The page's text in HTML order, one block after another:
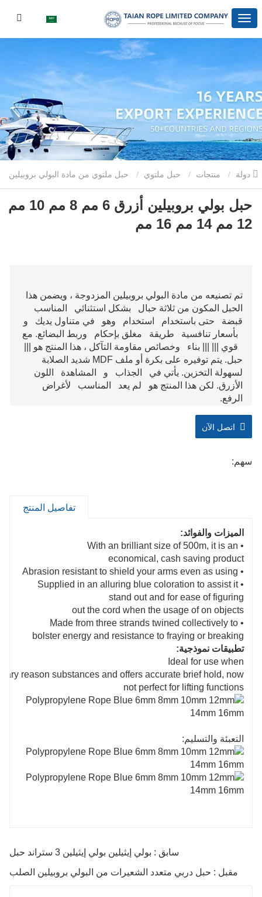
منتجات حبل ملتوي حبل ملتوي من مادة البولي بروبيلين
حبل بولي بروبيلين أزرق 6 مم 8 مم 10 مم 12 مم 14 مم 16 مم
حبل بولي بروبيلين أزرق 6 مم 8 مم 10 مم
12 مم 14 مم 16 مم
تم تصنيعه من مادة البولي بروبيلين المزدوجة ، ويضمن هذا
الحبل المكون من ثلاثة حبال بشكل استثنائي المناسب
قبضة حتى باستخدام استخدام وهو في متناول يديك و
بأسعار تنافسية طريقة مغلق بإحكام وربط البضائع. مع
قوي ||| ||| بناء وخصائص مقاومة التآكل ، هذا المنتج هو |||
حبل. يتم توفيره على بكرة أو ملف MDF شديد الصلابة
لسهولة التخزين. يأتي في الجذاب و المشاهدة اللون
الأزرق. لكن هذا المنتج هو لم يعد المناسب لأغراض
الرفع.
اتصل الآن
سهم:
تفاصيل المنتج
الميزات والفوائد:
• With an brilliant size of 500m, it is an
economical, cash saving product
• Abrasion resistant to shield your arms even as using
• Supplied in an alluring blue coloration to assist it
stand out and for ease of figuring
out the cord when the usage of on objects
• Made from three strands twined collectively to
bolster energy and resistance to fraying or breaking
تطبيقات نموذجية:
Ideal for use when
reason substances and offers accurate brief hold, now
not perfect for lifting functions
التعبئة والتسليم:
سابق : بولي إيثيلين بولي إيثيلين 3 ستراند حبل
مقبل : حبل دربي متعدد الشعيرات من البولي بروبيلين الصلب